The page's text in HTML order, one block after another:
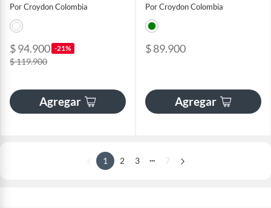
Por Croydon Colombia
$ 94.900 -21%
$ 119.900
Agregar
Por Croydon Colombia
$ 89.900
Agregar
1 2 3 ... 7